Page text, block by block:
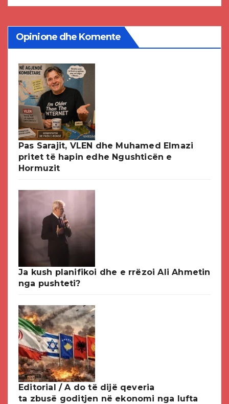
Opinione dhe Komente
Pas Sarajit, VLEN dhe Muhamed Elmazi
pritet të hapin edhe Ngushticën e
Hormuzit
Ja kush planifikoi dhe e rrëzoi Ali Ahmetin
nga pushteti?
Editorial / A do të dijë qeveria
ta zbusë goditjen në ekonomi nga lufta